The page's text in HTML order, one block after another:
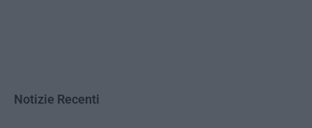
Notizie Recenti